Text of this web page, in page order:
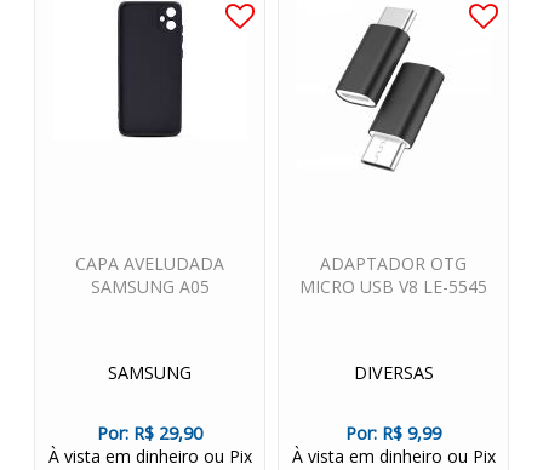
CAPA AVELUDADA
SAMSUNG A05
SAMSUNG
Por: R$ 29,90
À vista em dinheiro ou Pix
ADAPTADOR OTG
MICRO USB V8 LE-5545
DIVERSAS
Por: R$ 9,99
À vista em dinheiro ou Pix